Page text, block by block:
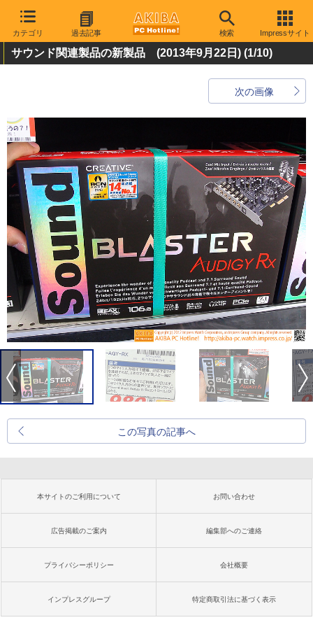
カテゴリ 過去記事 検索 Impressサイト
サウンド関連製品の新製品 (2013年9月22日) (1/10)
次の画像
この写真の記事へ
本サイトのご利用について お問い合わせ
広告掲載のご案内 編集部へのご連絡
プライバシーポリシー 会社概要
インプレスグループ 特定商取引法に基づく表示